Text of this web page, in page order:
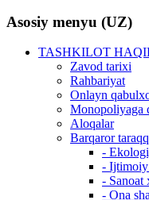
Asosiy menyu (UZ)
TASHKILOT
Zavod tarixi
Rahbariyat
Onlayn
Monopoliyaga
Aloqalar
Barqaror
-
-
- Sanoat
- Ona